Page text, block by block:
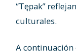
“Tępak”
culturales.
A continuación